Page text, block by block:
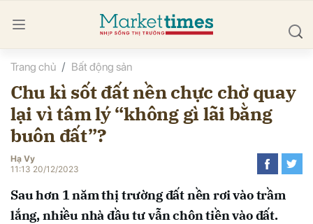
Trang chủ Bất động sản
Chu kì sốt đất nền chực chờ quay
lại vì tâm lý “không gì lãi bằng
buôn đất”?
Hạ Vy
11:13 20/12/2023
Sau hơn 1 năm thị trường đất nền rơi vào trầm
lắng, nhiều nhà đầu tư vẫn chôn tiền vào đất.
luận
Hủy